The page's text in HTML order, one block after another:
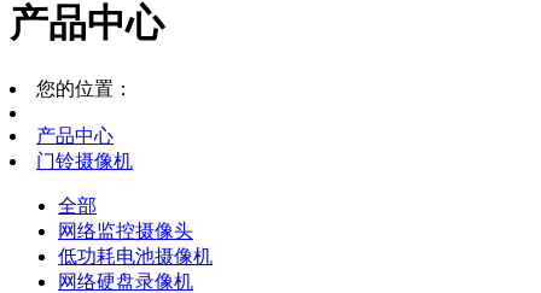
产品中心
您的位置：
产品中心
门铃摄像机
全部
网络监控摄像头
低功耗电池摄像机
网络硬盘录像机